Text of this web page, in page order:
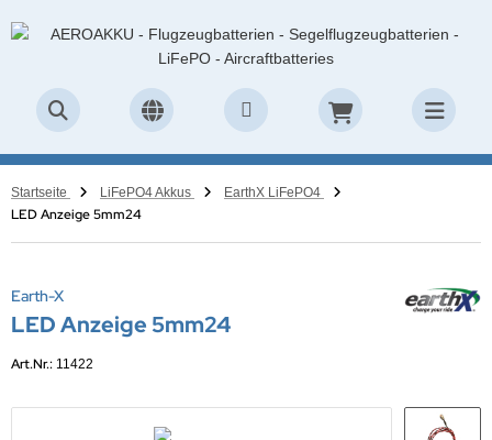
Startseite LiFePO4 Akkus EarthX LiFePO4
LED Anzeige 5mm24
Earth-X
LED Anzeige 5mm24
Art.Nr.: 11422